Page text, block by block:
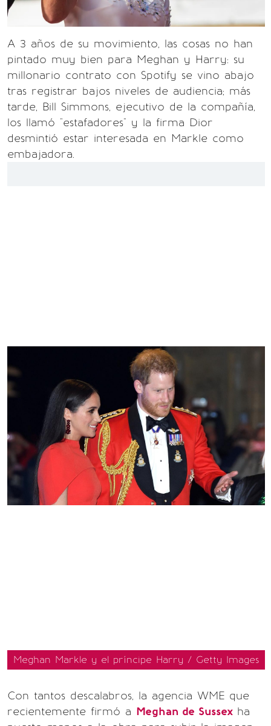
A 3 años de su movimiento, las cosas no han
pintado muy bien para Meghan y Harry: su
millonario contrato con Spotify se vino abajo
tras registrar bajos niveles de audiencia; más
tarde, Bill Simmons, ejecutivo de la compañía,
los llamó "estafadores" y la firma Dior
desmintió estar interesada en Markle como
embajadora.
Meghan Markle y el príncipe Harry / Getty Images
Con tantos descalabros, la agencia WME que
recientemente firmó a Meghan de Sussex ha